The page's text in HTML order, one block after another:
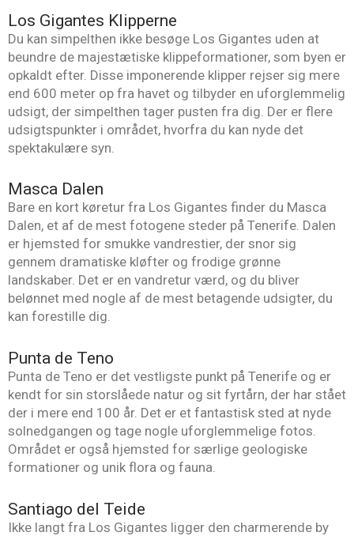
Los Gigantes Klipperne
Du kan simpelthen ikke besøge Los Gigantes uden at
beundre de majestætiske klippeformationer, som byen er
opkaldt efter. Disse imponerende klipper rejser sig mere
end 600 meter op fra havet og tilbyder en uforglemmelig
udsigt, der simpelthen tager pusten fra dig. Der er flere
udsigtspunkter i området, hvorfra du kan nyde det
spektakulære syn.
Masca Dalen
Bare en kort køretur fra Los Gigantes finder du Masca
Dalen, et af de mest fotogene steder på Tenerife. Dalen
er hjemsted for smukke vandrestier, der snor sig
gennem dramatiske kløfter og frodige grønne
landskaber. Det er en vandretur værd, og du bliver
belønnet med nogle af de mest betagende udsigter, du
kan forestille dig.
Punta de Teno
Punta de Teno er det vestligste punkt på Tenerife og er
kendt for sin storslåede natur og sit fyrtårn, der har stået
der i mere end 100 år. Det er et fantastisk sted at nyde
solnedgangen og tage nogle uforglemmelige fotos.
Området er også hjemsted for særlige geologiske
formationer og unik flora og fauna.
Santiago del Teide
Ikke langt fra Los Gigantes ligger den charmerende by